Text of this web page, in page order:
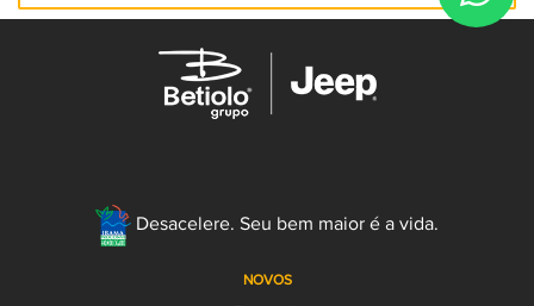
Desacelere. Seu bem maior é a vida.
NOVOS